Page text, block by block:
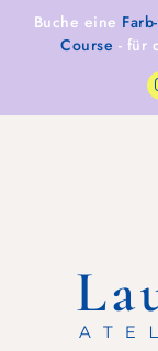
Buche eine
Course - für